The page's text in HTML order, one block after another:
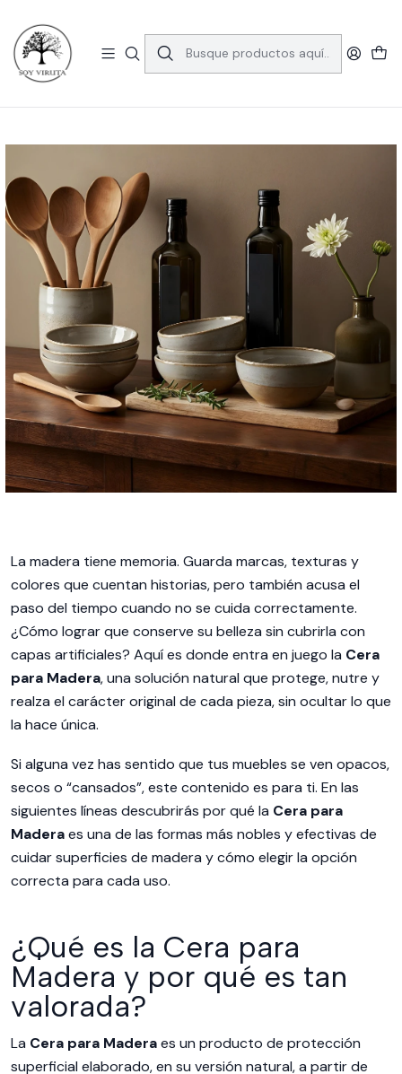
Consulta las comunas aquí
Inicio
Blog
Cera para Madera: protección natural y acabado perfecto para
La madera tiene memoria. Guarda marcas, texturas y
colores que cuentan historias, pero también acusa el
paso del tiempo cuando no se cuida correctamente.
¿Cómo lograr que conserve su belleza sin cubrirla con
capas artificiales? Aquí es donde entra en juego la Cera
para Madera, una solución natural que protege, nutre y
realza el carácter original de cada pieza, sin ocultar lo que
la hace única.
Si alguna vez has sentido que tus muebles se ven opacos,
secos o “cansados”, este contenido es para ti. En las
siguientes líneas descubrirás por qué la Cera para
Maderaes una de las formas más nobles y efectivas de
cuidar superficies de madera y cómo elegir la opción
correcta para cada uso.
¿Qué es la Cera para
Madera y por qué es tan
valorada?
La Cera para Maderaes un producto de protección
superficial elaborado, en su versión natural, a partir de